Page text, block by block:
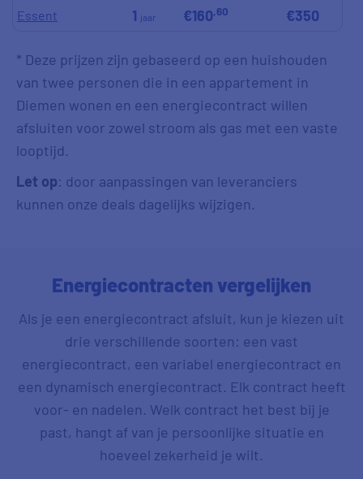
Essent 1 jaar €160,60 €350
* Deze prijzen zijn gebaseerd op een huishouden
van twee personen die in een appartement in
Diemen wonen en een energiecontract willen
afsluiten voor zowel stroom als gas met een vaste
looptijd.
Let op: door aanpassingen van leveranciers
kunnen onze deals dagelijks wijzigen.
Energiecontracten vergelijken
Als je een energiecontract afsluit, kun je kiezen uit
drie verschillende soorten: een vast
energiecontract, een variabel energiecontract en
een dynamisch energiecontract. Elk contract heeft
voor- en nadelen. Welk contract het best bij je
past, hangt af van je persoonlijke situatie en
hoeveel zekerheid je wilt.